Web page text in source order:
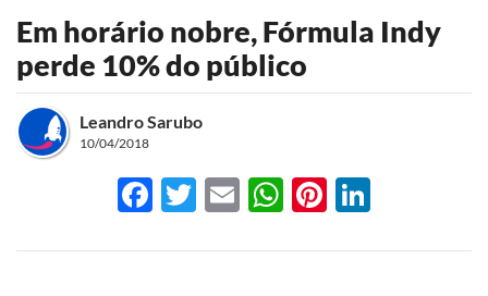
Em horário nobre, Fórmula Indy
perde 10% do público
Leandro Sarubo
10/04/2018
Facebook
Twitter
EmailWhatsApp
Pinterest